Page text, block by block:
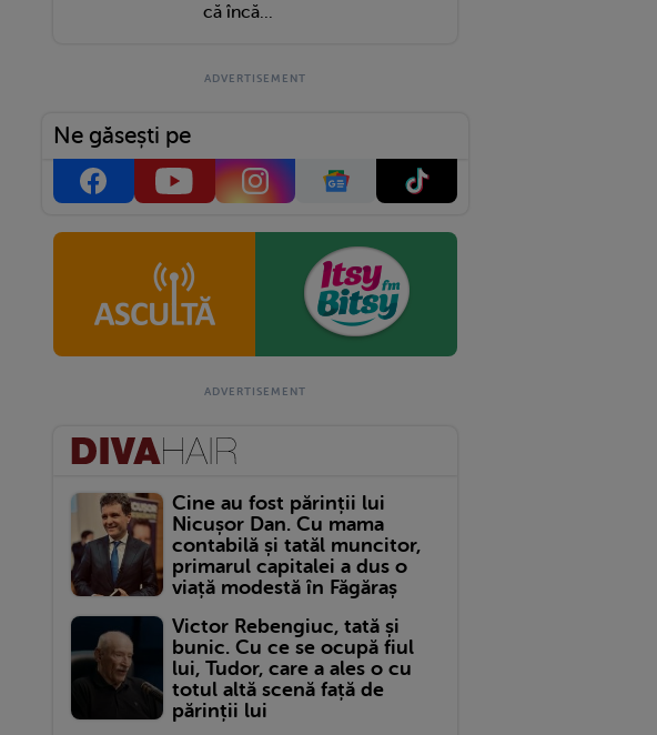
că încă...
Ne găsești pe
Cine au fost părinții lui
Nicușor Dan. Cu mama
contabilă și tatăl muncitor,
primarul capitalei a dus o
viață modestă în Făgăraș
Victor Rebengiuc, tată și
bunic. Cu ce se ocupă fiul
lui, Tudor, care a ales o cu
totul altă scenă față de
părinții lui